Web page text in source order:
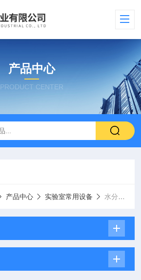
产品中心
PRODUCT CENTER
产品中心 实验室常用设备 水分测定仪